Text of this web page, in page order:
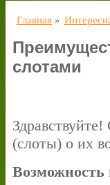
Главная »
слотами
(слоты) о их
Возможность